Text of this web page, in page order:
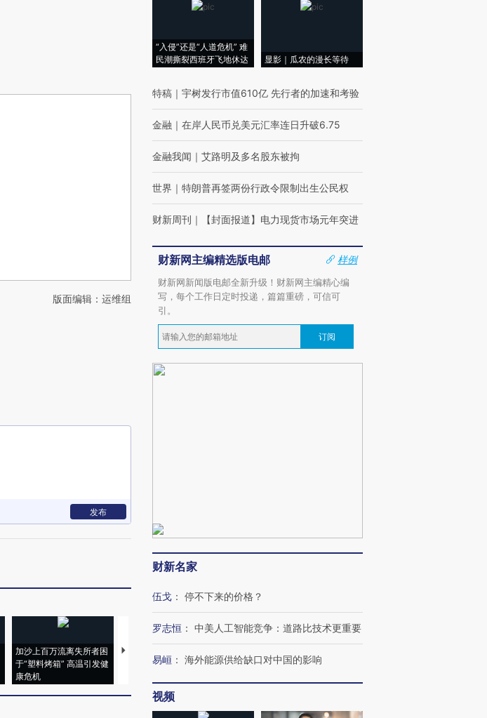
版面编辑：运维组
发布
加沙上百万流离失所者困
于“塑料烤箱” 高温引发健
康危机
视线｜HYROX的吸金
术：是什么让中产们甘
粒摇头丸 尿检体内含3种
“入侵”还是“人道危机” 难
民潮撕裂西班牙飞地休达
显影｜瓜农的漫长等待
特稿 ｜ 宇树发行市值610亿 先行者的加速和考验
金融 ｜ 在岸人民币兑美元汇率连日升破6.75
金融我闻 ｜ 艾路明及多名股东被拘
世界 ｜ 特朗普再签两份行政令限制出生公民权
财新周刊 ｜ 【封面报道】电力现货市场元年突进
财新网主编精选版电邮
样例
财新网新闻版电邮全新升级！财新网主编精心编
写，每个工作日定时投递，篇篇重磅，可信可
引。
订阅
财新名家
伍戈 ： 停不下来的价格？
罗志恒 ： 中美人工智能竞争：道路比技术更重要
易峘 ： 海外能源供给缺口对中国的影响
视频